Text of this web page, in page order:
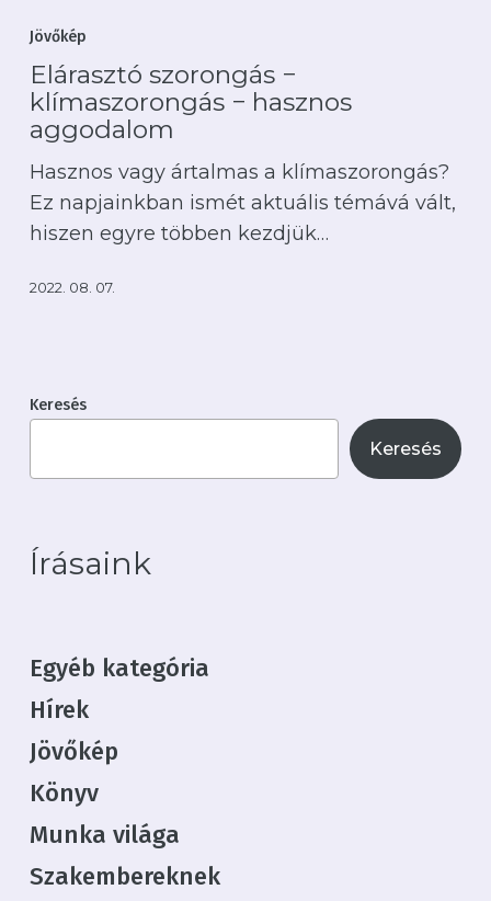
Nincsenek termékek a
szorongás
klímaszorongás
−
hasznos
aggodalom
Jövőkép
Elárasztó szorongás −
klímaszorongás − hasznos
aggodalom
Hasznos vagy ártalmas a klímaszorongás?
Ez napjainkban ismét aktuális témává vált,
hiszen egyre többen kezdjük…
2022. 08. 07.
Keresés
Keresés
Írásaink
Egyéb kategória
Hírek
Jövőkép
Könyv
Munka világa
Szakembereknek